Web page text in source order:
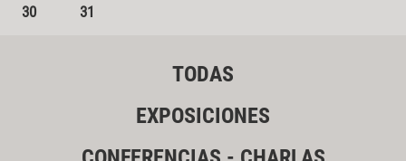
30
31
TODAS
EXPOSICIONES